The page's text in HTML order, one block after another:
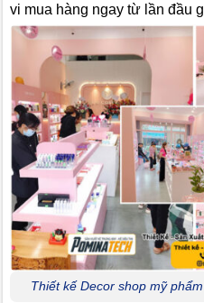
vi mua hàng ngay từ lần đầu
Thiết kế Decor shop mỹ